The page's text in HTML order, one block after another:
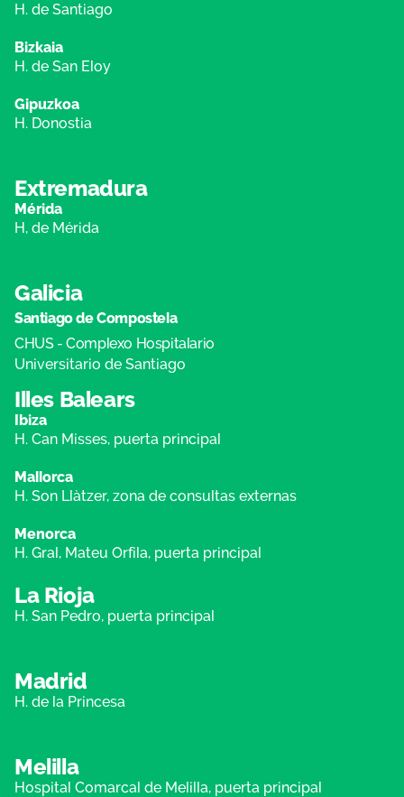
H. de Santiago
Bizkaia
H. de San Eloy
Gipuzkoa
H. Donostia
Extremadura
Mérida
H, de Mérida
Galicia
Santiago de Compostela
CHUS - Complexo Hospitalario
Universitario de Santiago
Illes Balears
Ibiza
H. Can Misses, puerta principal
Mallorca
H. Son Llàtzer, zona de consultas externas
Menorca
H. Gral, Mateu Orfila, puerta principal
La Rioja
H. San Pedro, puerta principal
Madrid
H. de la Princesa
Melilla
Hospital Comarcal de Melilla, puerta principal